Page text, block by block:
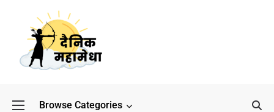
Browse Categories